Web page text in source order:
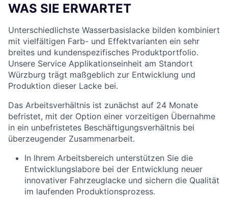
WAS SIE ERWARTET
Unterschiedlichste Wasserbasislacke bilden kombiniert
mit vielfältigen Farb- und Effektvarianten ein sehr
breites und kundenspezifisches Produktportfolio.
Unsere Service Applikationseinheit am Standort
Würzburg trägt maßgeblich zur Entwicklung und
Produktion dieser Lacke bei.
Das Arbeitsverhältnis ist zunächst auf 24 Monate
befristet, mit der Option einer vorzeitigen Übernahme
in ein unbefristetes Beschäftigungsverhältnis bei
überzeugender Zusammenarbeit.
In Ihrem Arbeitsbereich unterstützen Sie die
Entwicklungslabore bei der Entwicklung neuer
innovativer Fahrzeuglacke und sichern die Qualität
im laufenden Produktionsprozess.